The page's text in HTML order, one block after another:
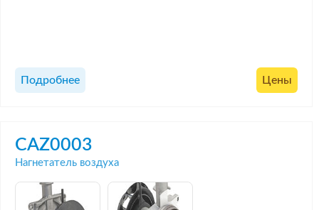
Подробнее Цены
CAZ0003
Нагнетатель воздуха